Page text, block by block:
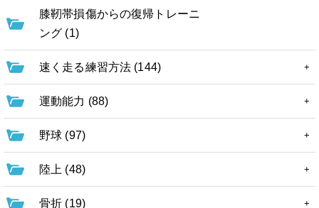
膝靭帯損傷からの復帰トレーニ
ング (1)
速く走る練習方法 (144)
運動能力 (88)
野球 (97)
陸上 (48)
骨折 (19)